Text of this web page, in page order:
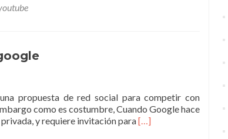
propuesta de red social para competir con
como es costumbre, Cuando Google hace
y requiere invitación paraLeer
[…]